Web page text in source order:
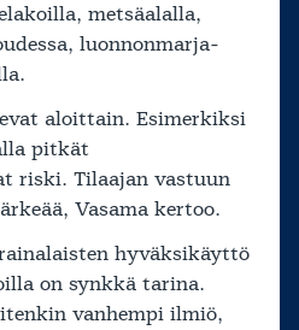
metsäalalla,
luonnonmarja-
aloittain. Esimerkiksi
pitkät
riski. Tilaajan vastuun
Vasama kertoo.
hyväksikäyttö
on synkkä tarina.
vanhempi ilmiö,